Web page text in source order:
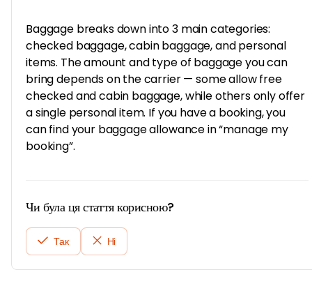
Baggage breaks down into 3 main categories:
checked baggage, cabin baggage, and personal
items. The amount and type of baggage you can
bring depends on the carrier — some allow free
checked and cabin baggage, while others only offer
a single personal item. If you have a booking, you
can find your baggage allowance in “manage my
booking”.
Чи була ця стаття корисною?
Так Ні